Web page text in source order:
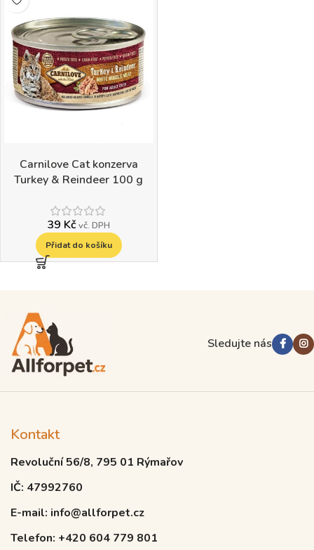
Carnilove Cat konzerva
Turkey & Reindeer 100 g
39 Kč vč. DPH
Přidat do košíku
Sledujte nás
Kontakt
Revoluční 56/8, 795 01 Rýmařov
IČ: 47992760
E-mail: info@allforpet.cz
Telefon: +420 604 779 801